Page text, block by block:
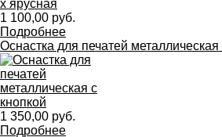
1 100,00 руб.
Подробнее
Оснастка для печатей металлическая
1 350,00 руб.
Подробнее